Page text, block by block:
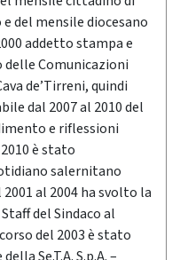
del mensile diocesano
addetto stampa e
Comunicazioni
de’Tirreni, quindi
dal 2007 al 2010 del
e riflessioni
è stato
salernitano
al 2004 ha svolto la
del Sindaco al
del 2003 è stato